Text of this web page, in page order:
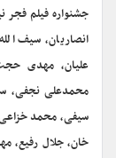
جشنواره فیلم
انصاریان، سیف
علیان، مهدی
محمدعلی نجفی،
سیفی، محمد
خان، جلال رفیع،